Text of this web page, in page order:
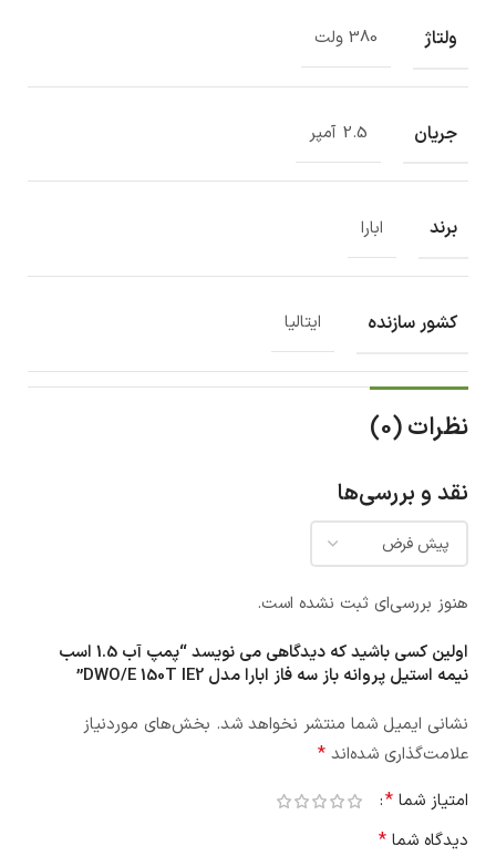
ولتاژ 380 ولت
جریان 2.5 آمپر
برند ابارا
کشور سازنده ایتالیا
نظرات (0)
نقد و بررسی‌ها
هنوز بررسی‌ای ثبت نشده است.
اولین کسی باشید که دیدگاهی می نویسد “پمپ آب 1.5 اسب
نيمه استيل پروانه باز سه فاز ابارا مدل DWO/E 150T IE2”
نشانی ایمیل شما منتشر نخواهد شد. بخش‌های موردنیاز
علامت‌گذاری شده‌اند *
امتیاز شما *
دیدگاه شما *